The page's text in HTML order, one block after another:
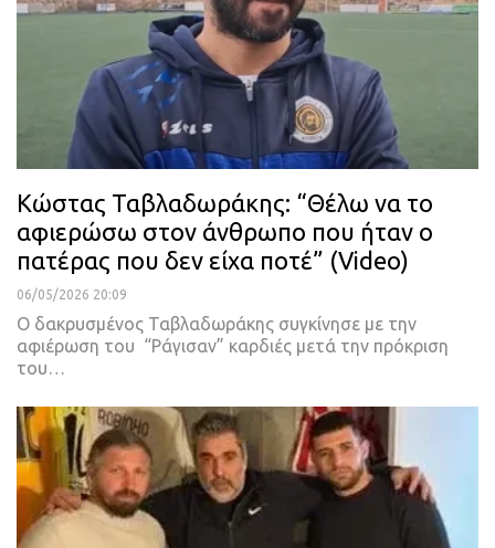
Κώστας Ταβλαδωράκης: “Θέλω να το
αφιερώσω στον άνθρωπο που ήταν ο
πατέρας που δεν είχα ποτέ” (Video)
06/05/2026 20:09
Ο δακρυσμένος Ταβλαδωράκης συγκίνησε με την
αφιέρωση του “Ράγισαν” καρδιές μετά την πρόκριση
του…